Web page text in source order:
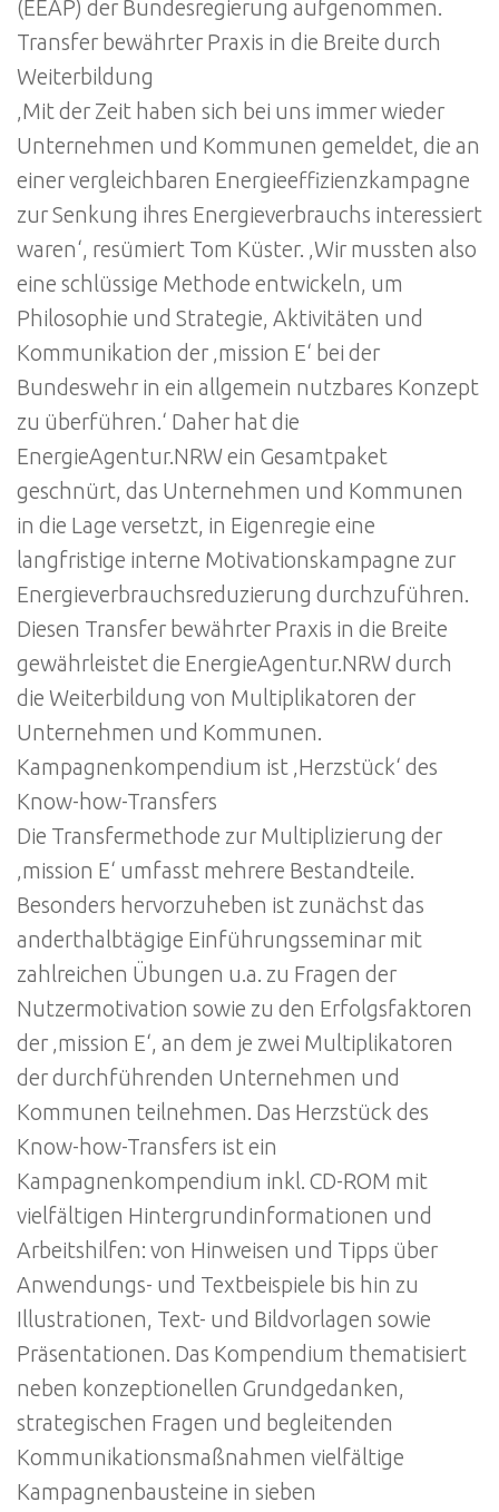
(EEAP) der Bundesregierung aufgenommen.
Transfer bewährter Praxis in die Breite durch
Weiterbildung
‚Mit der Zeit haben sich bei uns immer wieder
Unternehmen und Kommunen gemeldet, die an
einer vergleichbaren Energieeffizienzkampagne
zur Senkung ihres Energieverbrauchs interessiert
waren‘, resümiert Tom Küster. ‚Wir mussten also
eine schlüssige Methode entwickeln, um
Philosophie und Strategie, Aktivitäten und
Kommunikation der ‚mission E‘ bei der
Bundeswehr in ein allgemein nutzbares Konzept
zu überführen.‘ Daher hat die
EnergieAgentur.NRW ein Gesamtpaket
geschnürt, das Unternehmen und Kommunen
in die Lage versetzt, in Eigenregie eine
langfristige interne Motivationskampagne zur
Energieverbrauchsreduzierung durchzuführen.
Diesen Transfer bewährter Praxis in die Breite
gewährleistet die EnergieAgentur.NRW durch
die Weiterbildung von Multiplikatoren der
Unternehmen und Kommunen.
Kampagnenkompendium ist ‚Herzstück‘ des
Know-how-Transfers
Die Transfermethode zur Multiplizierung der
‚mission E‘ umfasst mehrere Bestandteile.
Besonders hervorzuheben ist zunächst das
anderthalbtägige Einführungsseminar mit
zahlreichen Übungen u.a. zu Fragen der
Nutzermotivation sowie zu den Erfolgsfaktoren
der ‚mission E‘, an dem je zwei Multiplikatoren
der durchführenden Unternehmen und
Kommunen teilnehmen. Das Herzstück des
Know-how-Transfers ist ein
Kampagnenkompendium inkl. CD-ROM mit
vielfältigen Hintergrundinformationen und
Arbeitshilfen: von Hinweisen und Tipps über
Anwendungs- und Textbeispiele bis hin zu
Illustrationen, Text- und Bildvorlagen sowie
Präsentationen. Das Kompendium thematisiert
neben konzeptionellen Grundgedanken,
strategischen Fragen und begleitenden
Kommunikationsmaßnahmen vielfältige
Kampagnenbausteine in sieben